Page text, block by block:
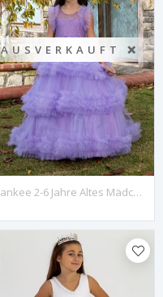
AUSVERKAUFT ❌
Yankee 2-6 Jahre Altes Mädchenkleid 20076 Flieder